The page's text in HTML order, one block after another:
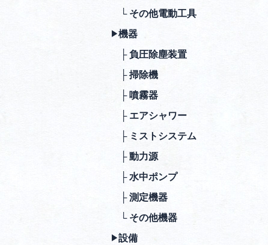
└ その他電動⼯具
▶︎機器
├ 負圧除塵装置
├ 掃除機
├ 噴霧器
├ エアシャワー
├ ミストシステム
├ 動⼒源
├ ⽔中ポンプ
├ 測定機器
└ その他機器
▶︎設備